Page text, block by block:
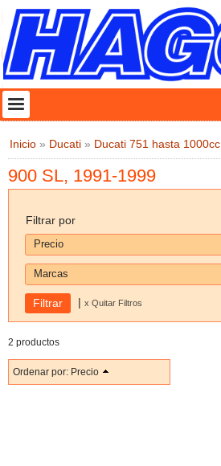
Inicio » Ducati » Ducati 751 hasta 1000cc
900 SL, 1991-1999
Filtrar por
Precio
Marcas
| x Quitar Filtros
2 productos
Ordenar por: Precio